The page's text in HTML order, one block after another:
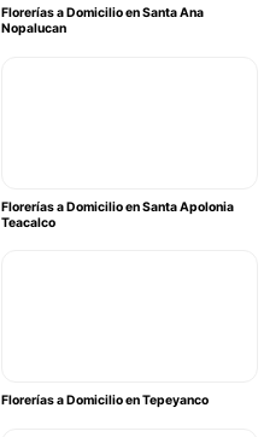
Florerías a Domicilio en Santa Ana
Nopalucan
Florerías a Domicilio en Santa Apolonia
Teacalco
Florerías a Domicilio en Tepeyanco